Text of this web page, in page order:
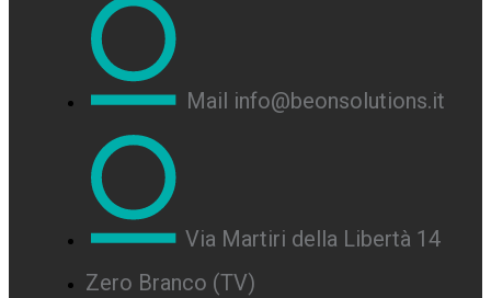
Mail info@beonsolutions.it
Via Martiri della Libertà 14
Zero Branco (TV)